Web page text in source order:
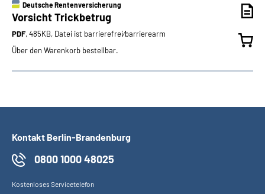
Deutsche Rentenversicherung
Vorsicht Trickbetrug
PDF, 485KB, Datei ist barrierefrei⁄barrierearm
Über den Warenkorb bestellbar.
Kontakt Berlin-Brandenburg
0800 1000 48025
Kostenloses Servicetelefon